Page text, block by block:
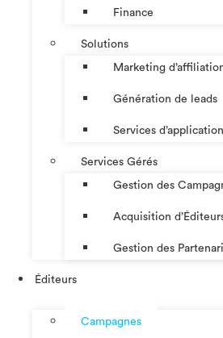
Finance
Solutions
Marketing
Génération de leads
Services d’application
Services Gérés
Gestion des
Acquisition
Gestion des
Éditeurs
Campagnes